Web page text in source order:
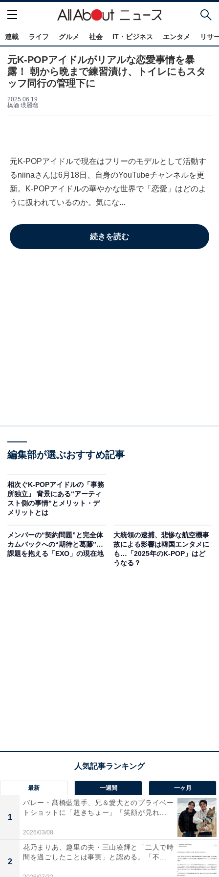
連載 ライフ グルメ 社会 IT・ビジネス エンタメ リサ
元K-POPアイドルがリアルな恋愛事情を暴
露！ 朝から晩まで練習漬け、トイレにもスタ
ッフ同行の管理下に
2025.06.19
橋酒 瑛麗瑠
元K-POPアイドルで現在はフリーのモデルとして活動す
るniinaさんは6月18日、自身のYouTubeチャンネルを更
新。K-POPアイドルの華やかな世界で「恋愛」はどのよ
うに扱われているのか。気にな...
続きを読む
編集部が選ぶおすすめ記事
相次ぐK-POPアイドルの「事務
所独立」 背景にある“アーティ
スト側の事情”とメリット・デ
メリットとは
メンバーの“契約問題”と完全体
カムバックへの“期待と葛藤”…
課題を抱える「EXO」の現在地
大統領の逮捕、悲惨な航空機事
故による影響は韓国エンタメに
も…「2025年のK-POP」はど
うなる？
最新 一週間 一ヶ月
1
バレー・髙橋藍選手、兄＆愛犬とのプライベー
トショットに「超きちょー」「笑顔が見れ...
2026/03/08
2
花乃まりあ、趣里の夫・三山凌輝と「二人で時
間を過ごしたことは事実」と認める。「不...